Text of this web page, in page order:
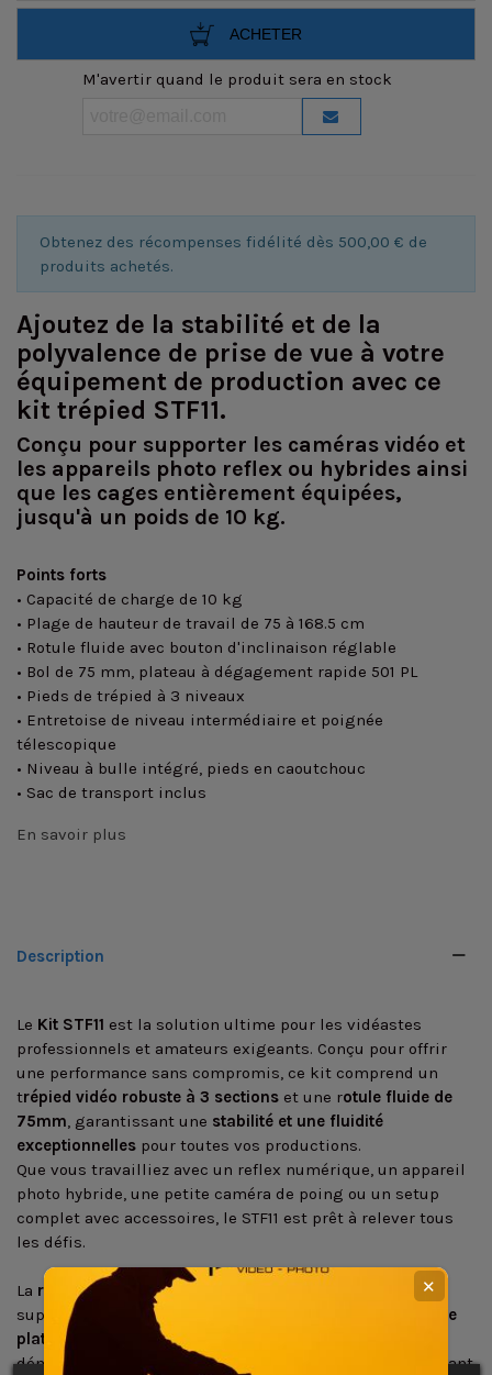
ACHETER
M'avertir quand le produit sera en stock
Obtenez des récompenses fidélité dès 500,00 € de
produits achetés.
Ajoutez de la stabilité et de la
polyvalence de prise de vue à votre
équipement de production avec ce
kit trépied STF11.
Conçu pour supporter les caméras vidéo et
les appareils photo reflex ou hybrides ainsi
que les cages entièrement équipées,
jusqu'à un poids de 10 kg.
Points forts
• Capacité de charge de 10 kg
• Plage de hauteur de travail de 75 à 168.5 cm
• Rotule fluide avec bouton d'inclinaison réglable
• Bol de 75 mm, plateau à dégagement rapide 501 PL
• Pieds de trépied à 3 niveaux
• Entretoise de niveau intermédiaire et poignée
télescopique
• Niveau à bulle intégré, pieds en caoutchouc
• Sac de transport inclus
En savoir plus
Description
Le Kit STF11 est la solution ultime pour les vidéastes
professionnels et amateurs exigeants. Conçu pour offrir
une performance sans compromis, ce kit comprend un
trépied vidéo robuste à 3 sections et une rotule fluide de
75mm, garantissant une stabilité et une fluidité
exceptionnelles pour toutes vos productions.
Que vous travailliez avec un reflex numérique, un appareil
photo hybride, une petite caméra de poing ou un setup
complet avec accessoires, le STF11 est prêt à relever tous
les défis.
La rotule fluide dotée d'une large plateforme
, offre un
support sécurisé pour votre équipement. Son
système de
plateau rapide universel 501PL
démontage rapides et faciles de votre caméra, vous faisant
✕